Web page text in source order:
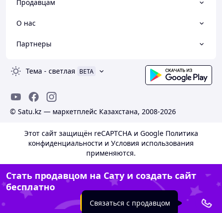
Продавцам
О нас
Партнеры
Тема - светлая BETA
© Satu.kz — маркетплейс Казахстана, 2008-2026
Этот сайт защищён reCAPTCHA и Google Политика
конфиденциальности и Условия использования
применяются.
Стать продавцом на Сату и создать сайт
бесплатно
Создать сайт
Связаться с продавцом